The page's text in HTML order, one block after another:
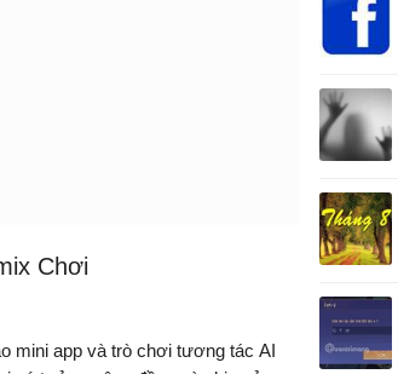
Chơi
mini app và trò chơi tương tác AI